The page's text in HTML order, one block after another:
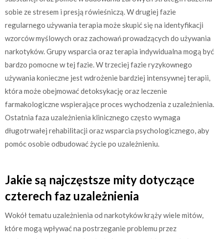
sobie ze stresem i presją rówieśniczą. W drugiej fazie
regularnego używania terapia może skupić się na identyfikacji
wzorców myślowych oraz zachowań prowadzących do używania
narkotyków. Grupy wsparcia oraz terapia indywidualna mogą być
bardzo pomocne w tej fazie. W trzeciej fazie ryzykownego
używania konieczne jest wdrożenie bardziej intensywnej terapii,
która może obejmować detoksykację oraz leczenie
farmakologiczne wspierające proces wychodzenia z uzależnienia.
Ostatnia faza uzależnienia klinicznego często wymaga
długotrwałej rehabilitacji oraz wsparcia psychologicznego, aby
pomóc osobie odbudować życie po uzależnieniu.
Jakie są najczęstsze mity dotyczące
czterech faz uzależnienia
Wokół tematu uzależnienia od narkotyków krąży wiele mitów,
które mogą wpływać na postrzeganie problemu przez